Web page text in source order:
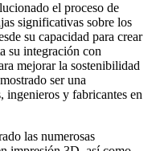
el proceso de
significativas sobre los
su capacidad para crear
su integración con
mejorar la sostenibilidad
ser una
ingenieros y fabricantes en
las numerosas